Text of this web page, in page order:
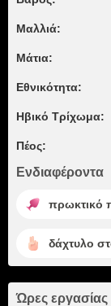
Μαλλιά:
Μάτια:
Εθνικότητα:
Ηβικό Τρίχωμα:
Πέος:
Ενδιαφέροντα
πρωκτικό
δάχτυλο
Ώρες εργασίας